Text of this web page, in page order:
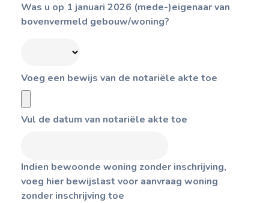
Was u op 1 januari 2026 (mede-)eigenaar van
bovenvermeld gebouw/woning?
Voeg een bewijs van de notariële akte toe
Vul de datum van notariële akte toe
Indien bewoonde woning zonder inschrijving,
voeg hier bewijslast voor aanvraag woning
zonder inschrijving toe